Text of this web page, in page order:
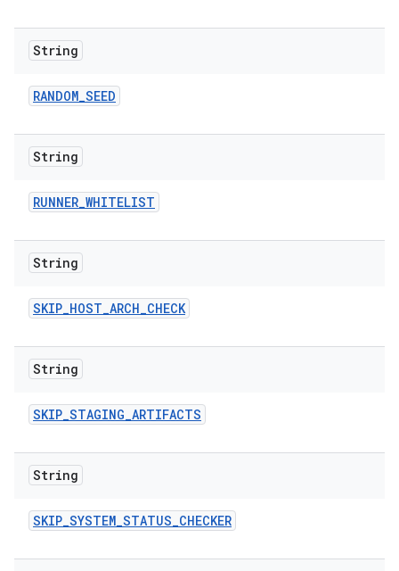
String
RANDOM_SEED
String
RUNNER_WHITELIST
String
SKIP_HOST_ARCH_CHECK
String
SKIP_STAGING_ARTIFACTS
String
SKIP_SYSTEM_STATUS_CHECKER